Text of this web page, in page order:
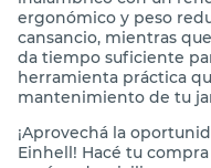
ergonómico y peso
cansancio, mientras
da tiempo suficiente
herramienta práctica
mantenimiento de tu
¡Aprovechá la
Einhell! Hacé tu